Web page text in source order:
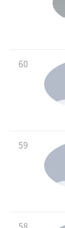
60
59